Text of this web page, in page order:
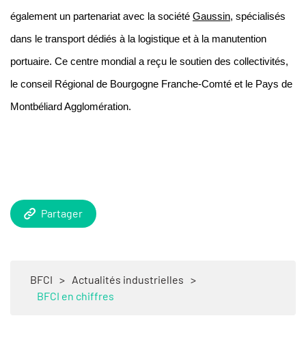
également un partenariat avec la société Gaussin, spécialisés
dans le transport dédiés à la logistique et à la manutention
portuaire. Ce centre mondial a reçu le soutien des collectivités,
le conseil Régional de Bourgogne Franche-Comté et le Pays de
Montbéliard Agglomération.
Partager
BFCI > Actualités industrielles >
BFCI en chiffres